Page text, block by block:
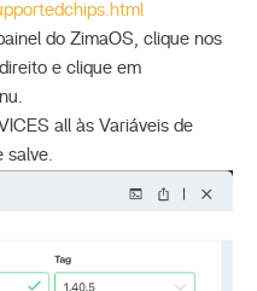
do ZimaOS, clique nos
e clique em
all às Variáveis de
salve.